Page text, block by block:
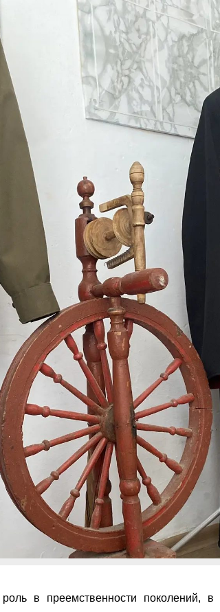
в преемственности поколений, в